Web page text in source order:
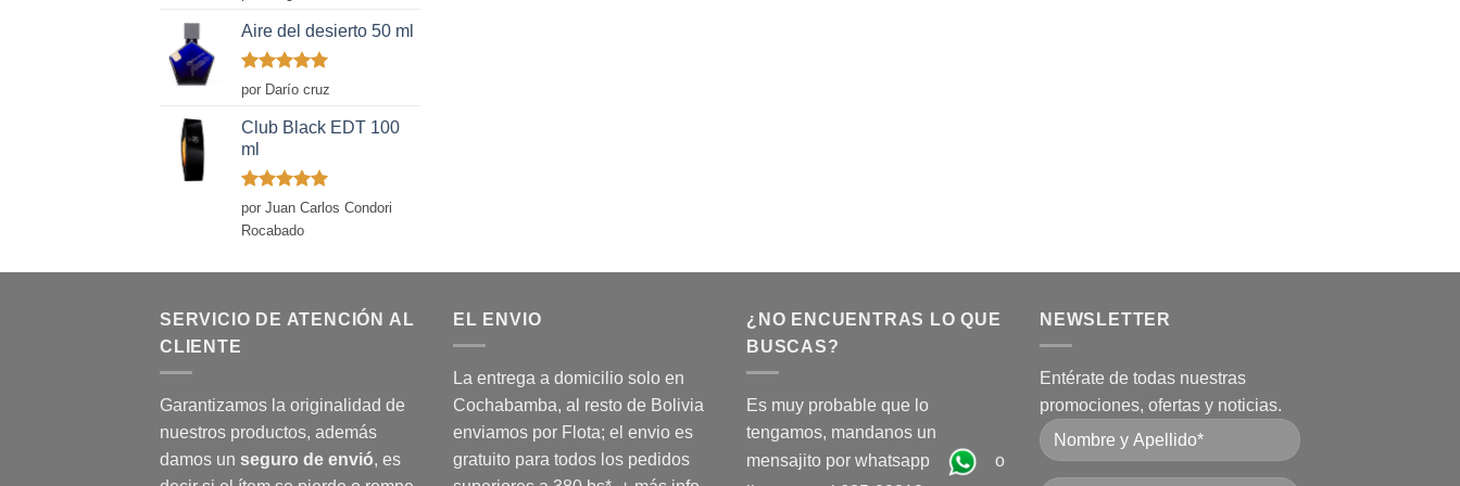
con
de 5
Aire del desierto 50 ml
Valorado
con
por Darío cruz
Club Black EDT 100
ml
Valorado
con 5 de 5
por Juan Carlos Condori
Rocabado
SERVICIO DE ATENCIÓN AL
CLIENTE
Garantizamos la originalidad de
nuestros productos, además
damos un seguro de envió, es
EL ENVIO
La entrega a domicilio solo en
Cochabamba, al resto de Bolivia
enviamos por Flota; el envio es
gratuito para todos los pedidos
¿NO ENCUENTRAS LO QUE
BUSCAS?
Es muy probable que lo
tengamos, mandanos un
mensajito por whatsapp
o
NEWSLETTER
Entérate de todas nuestras
promociones, ofertas y noticias.